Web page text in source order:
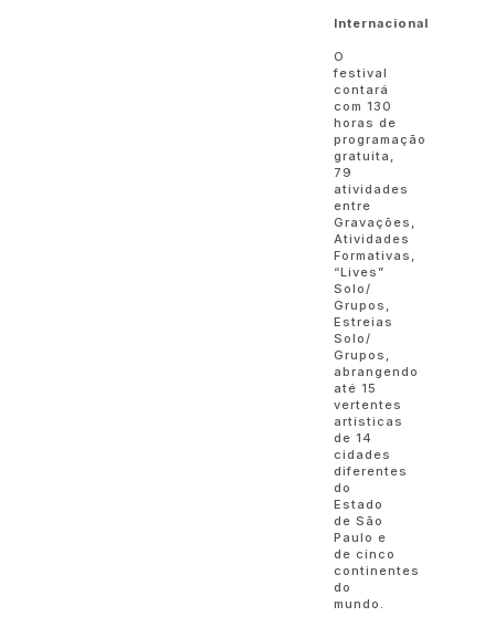
Internacional
O
festival
contará
com 130
horas de
programação
gratuita,
79
atividades
entre
Gravações,
Atividades
Formativas,
“Lives”
Solo/
Grupos,
Estreias
Solo/
Grupos,
abrangendo
até 15
vertentes
artísticas
de 14
cidades
diferentes
do
Estado
de São
Paulo e
de cinco
continentes
do
mundo.